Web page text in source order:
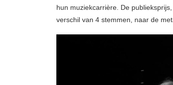
hun muziekcarrière. De
verschil van 4 stemmen, naar de